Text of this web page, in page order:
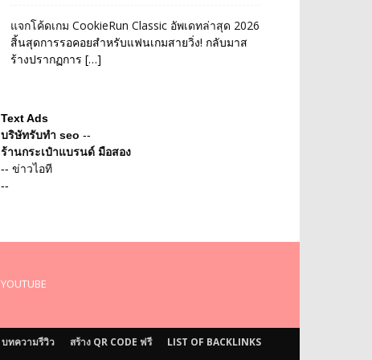
แจกโค้ดเกม CookieRun Classic อัพเดทล่าสุด 2026
สิ้นสุดการรอคอยสำหรับแฟนเกมสายวิ่ง! กลับมาส
ร้างปรากฏการ […]
Text Ads
บริษัทรับทำ seo --
ร้านกระเป๋าแบรนด์ มือสอง
-- ข่าวไอที
--
YOUTUBE
บทความรีวิว สร้าง QR CODE ฟรี LIST OF BACKLINKS